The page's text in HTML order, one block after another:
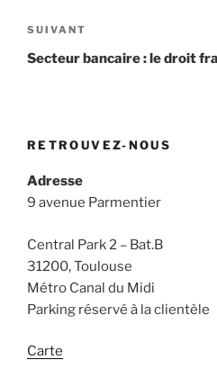
Article
suivant
SUIVANT
Secteur bancaire : le droit
RETROUVEZ-NOUS
Adresse
9 avenue Parmentier
Central Park 2 – Bat.B
31200, Toulouse
Métro Canal du Midi
Parking réservé à la clientèle
Carte